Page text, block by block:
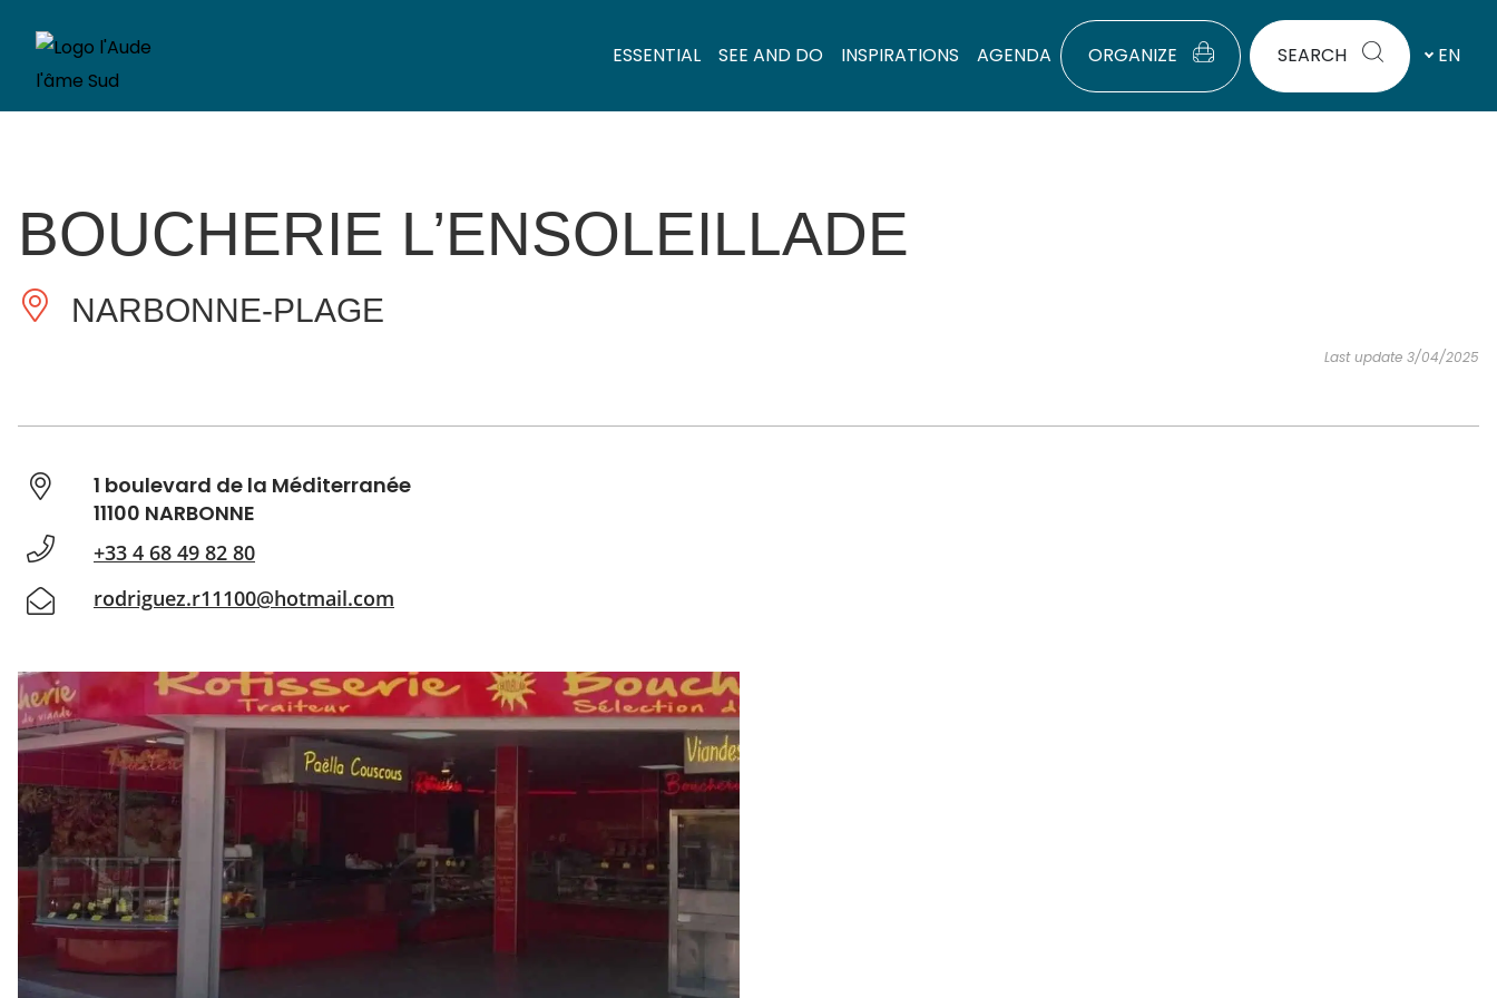
ESSENTIAL SEE AND DO INSPIRATIONS AGENDA ORGANIZE SEARCH EN
BOUCHERIE L’ENSOLEILLADE
NARBONNE-PLAGE
Last update 3/04/2025
1 boulevard de la Méditerranée
11100 NARBONNE
+33 4 68 49 82 80
rodriguez.r11100@hotmail.com